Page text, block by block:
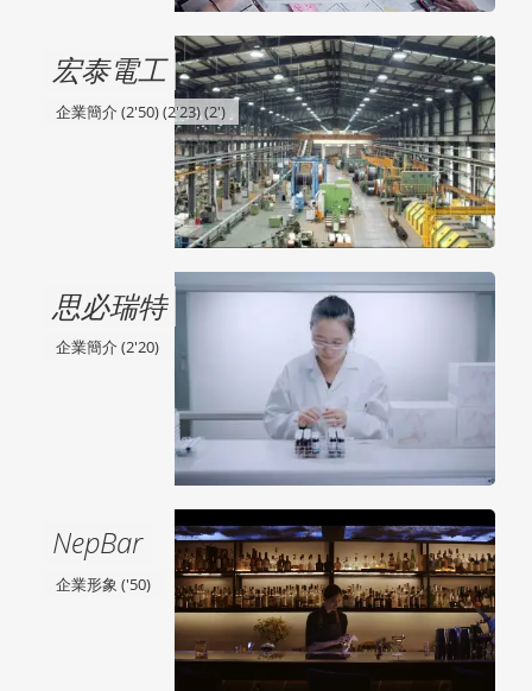
宏泰電工
企業簡介 (2'50) (2'23) (2')
思必瑞特
企業簡介 (2'20)
NepBar
企業形象 ('50)